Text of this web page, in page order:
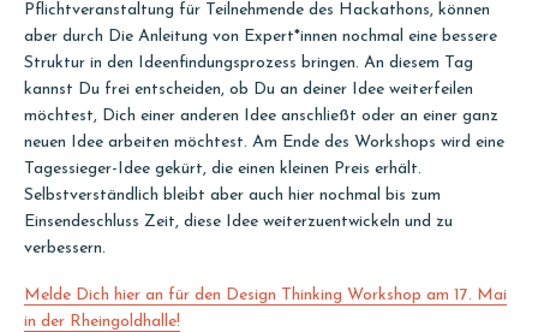
Pflichtveranstaltung für Teilnehmende des Hackathons, können
aber durch Die Anleitung von Expert*innen nochmal eine bessere
Struktur in den Ideenfindungsprozess bringen. An diesem Tag
kannst Du frei entscheiden, ob Du an deiner Idee weiterfeilen
möchtest, Dich einer anderen Idee anschließt oder an einer ganz
neuen Idee arbeiten möchtest. Am Ende des Workshops wird eine
Tagessieger-Idee gekürt, die einen kleinen Preis erhält.
Selbstverständlich bleibt aber auch hier nochmal bis zum
Einsendeschluss Zeit, diese Idee weiterzuentwickeln und zu
verbessern.
Melde Dich hier an für den Design Thinking Workshop am 17. Mai
in der Rheingoldhalle!